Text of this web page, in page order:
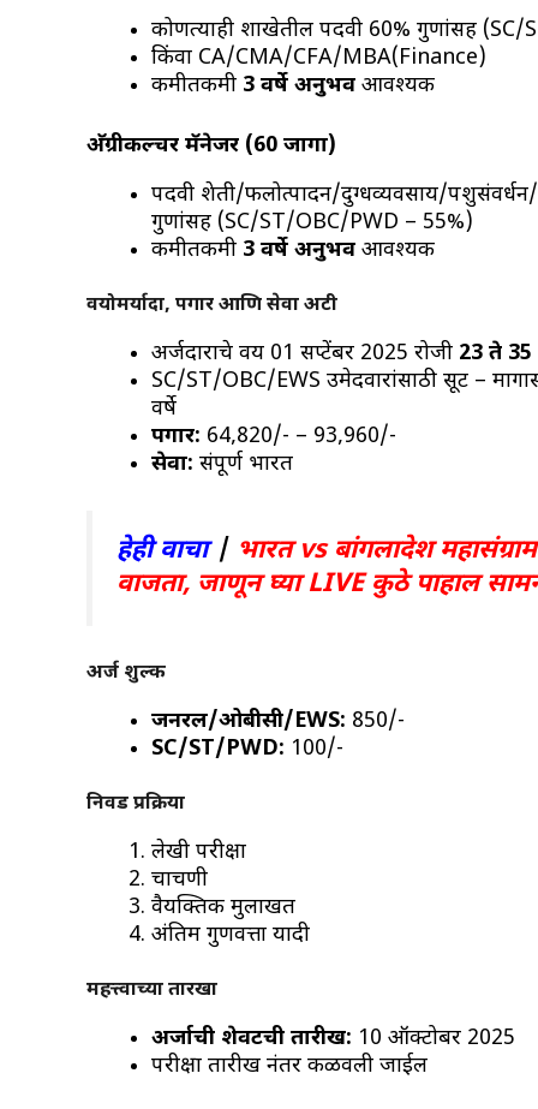
कोणत्याही शाखेतील पदवी 60% गुणांसह
किंवा CA/CMA/CFA/MBA(Finance)
कमीतकमी 3 वर्षे अनुभव आवश्यक
अ‍ॅग्रीकल्चर मॅनेजर (60 जागा)
पदवी शेती/फलोत्पादन/दुग्धव्यवसाय/
गुणांसह (SC/ST/OBC/PWD – 55%)
कमीतकमी 3 वर्षे अनुभव आवश्यक
वयोमर्यादा, पगार आणि सेवा अटी
अर्जदाराचे वय 01 सप्टेंबर 2025 रोजी 23 ते 35
SC/ST/OBC/EWS उमेदवारांसाठी सूट –
वर्षे
पगार: ₹64,820/- – ₹93,960/-
सेवा: संपूर्ण भारत
हेही वाचा| भारत vs बांगलादेश
वाजता, जाणून घ्या LIVE कुठे पाहाल
अर्ज शुल्क
जनरल/ओबीसी/EWS: ₹850/-
SC/ST/PWD: ₹100/-
निवड प्रक्रिया
लेखी परीक्षा
चाचणी
वैयक्तिक मुलाखत
अंतिम गुणवत्ता यादी
महत्त्वाच्या तारखा
अर्जाची शेवटची तारीख: 10 ऑक्टोबर 2025
परीक्षा तारीख नंतर कळवली जाईल